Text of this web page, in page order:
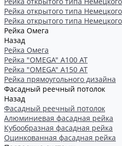
Рейка открытого типа
Рейка открытого типа
Рейка Омега
Назад
Рейка Омега
Рейка "OMEGA" А100 АТ
Рейка "OMEGA" А150 АТ
Рейка прямоугольного дизайна
Фасадный реечный потолок
Назад
Фасадный реечный потолок
Алюминиевая фасадная рейка
Кубообразная фасадная рейка
Оцинкованная фасадная рейка